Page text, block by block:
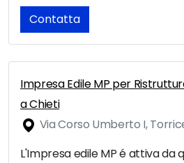
Contatta
Impresa Edile MP per
a Chieti
Via Corso Umberto I,
L'Impresa edile MP é attiva da